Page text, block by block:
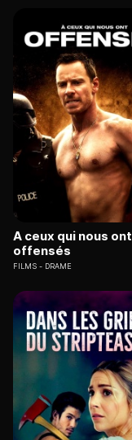
A ceux qui nous ont
offensés
FILMS DRAME